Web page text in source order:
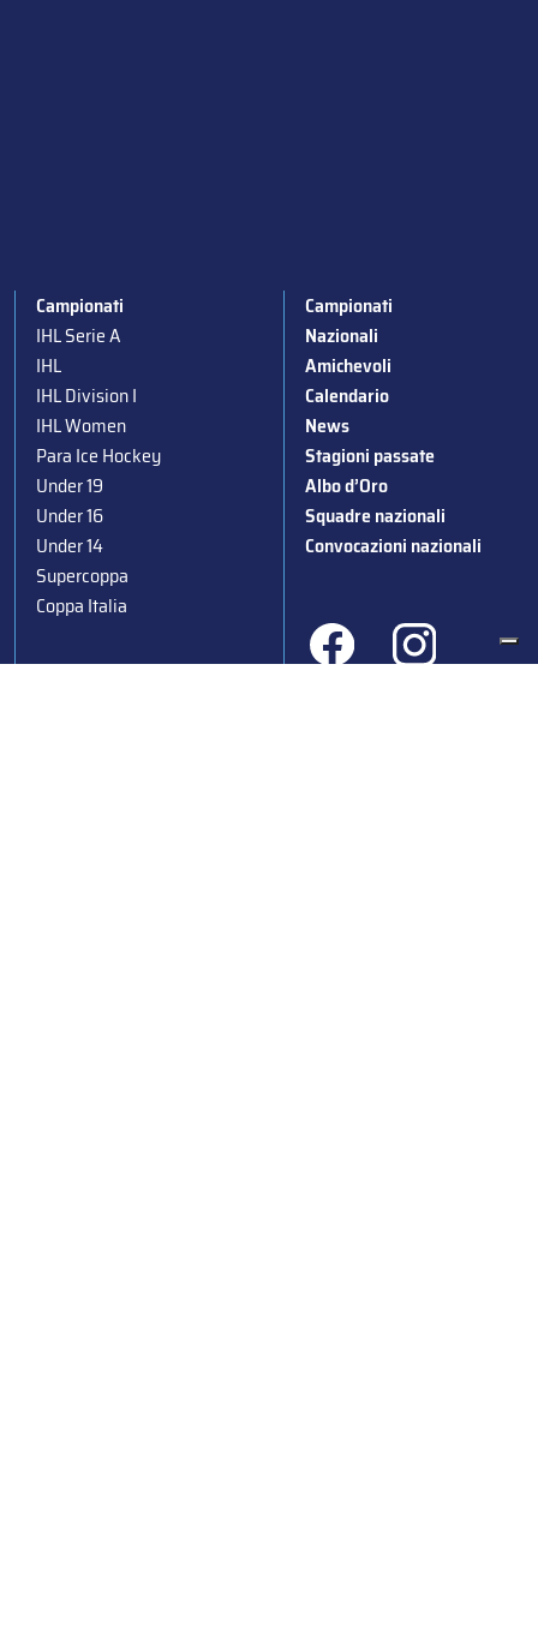
Campionati
IHL Serie A
IHL
IHL Division I
IHL Women
Para Ice Hockey
Under 19
Under 16
Under 14
Supercoppa
Coppa Italia
Campionati
Nazionali
Amichevoli
Calendario
News
Stagioni passate
Albo d’Oro
Squadre nazionali
Convocazioni nazionali